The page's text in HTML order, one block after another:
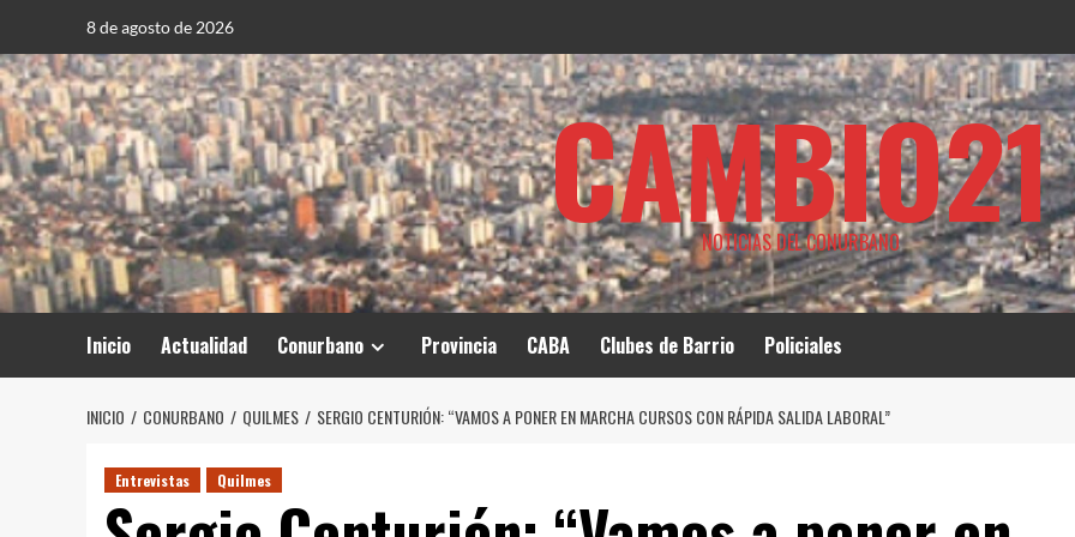
contenido
8 de agosto de 2026
CAMBIO21
NOTICIAS DEL CONURBANO
Inicio Actualidad Conurbano Provincia CABA Clubes de Barrio Policiales
INICIO CONURBANO QUILMES SERGIO CENTURIÓN: “VAMOS A PONER EN MARCHA CURSOS CON RÁPIDA SALIDA LABORAL”
Entrevistas Quilmes